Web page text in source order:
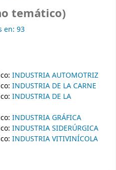
temático)
en: 93
: INDUSTRIA AUTOMOTRIZ
: INDUSTRIA DE LA CARNE
: INDUSTRIA DE LA
: INDUSTRIA GRÁFICA
: INDUSTRIA SIDERÚRGICA
: INDUSTRIA VITIVINÍCOLA